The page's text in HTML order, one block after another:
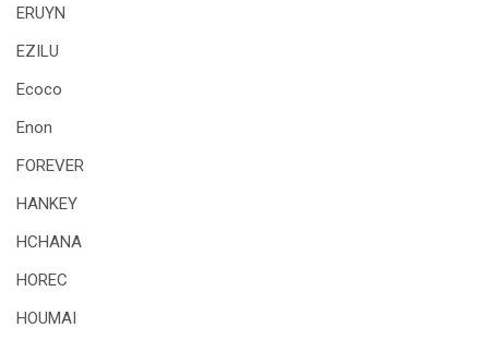
ERUYN
EZILU
Ecoco
Enon
FOREVER
HANKEY
HCHANA
HOREC
HOUMAI